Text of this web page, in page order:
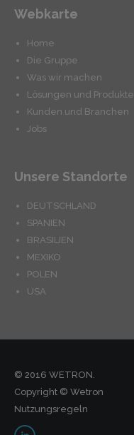
Webkarte
Home
Die Gruppe
Was wir machen
Lösungen und Produkte
Kunden und Branchen
Jobs
Unsere Standorte
DEUTSCHLAND
SPANIEN
BRASILIEN
MEXIKO
POLEN
USA
© 2016 WETRON.
Copyright © Wetron
Nutzungsregeln